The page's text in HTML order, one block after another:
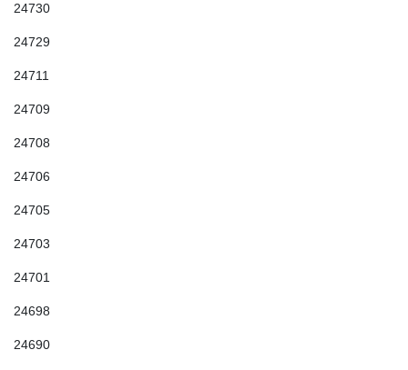
24730
24729
24711
24709
24708
24706
24705
24703
24701
24698
24690